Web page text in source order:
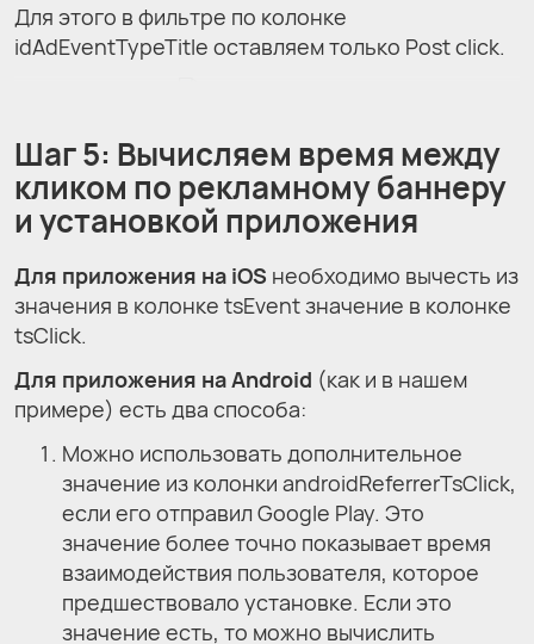
Для этого в фильтре по колонке
idAdEventTypeTitle оставляем только Post click.
Шаг 5: Вычисляем время между
кликом по рекламному баннеру
и установкой приложения
Для приложения на iOS необходимо вычесть из
значения в колонке tsEvent значение в колонке
tsClick.
Для приложения на Android (как и в нашем
примере) есть два способа:
Можно использовать дополнительное
значение из колонки androidReferrerTsClick,
если его отправил Google Play. Это
значение более точно показывает время
взаимодействия пользователя, которое
предшествовало установке. Если это
значение есть, то можно вычислить